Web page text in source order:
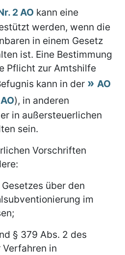
2 AO kann eine
werden, wenn die
in einem Gesetz
ist. Eine Bestimmung
Pflicht zur Amtshilfe
kann in der
AO
), in anderen
in außersteuerlichen
sein.
Vorschriften
über den
im
§ 379 Abs. 2 des
Verfahren in